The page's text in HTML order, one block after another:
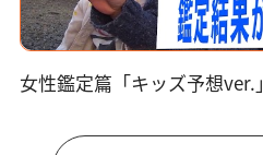
女性鑑定篇「キッズ予想ver.」